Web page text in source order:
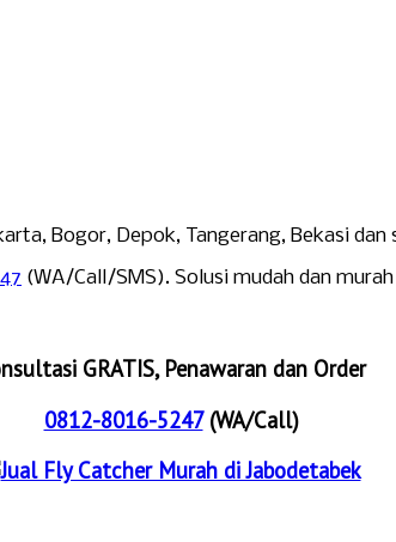
Bogor, Depok, Tangerang, Bekasi
(WA/Call/SMS). Solusi mudah dan
GRATIS, Penawaran dan Order
0812-8016-5247(WA/Call)